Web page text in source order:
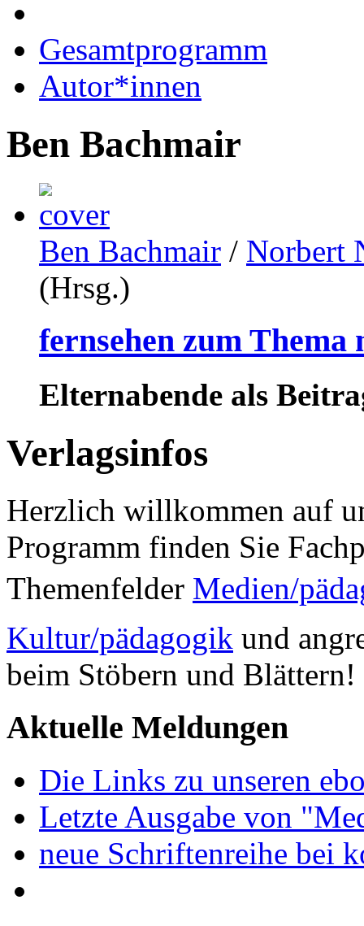
Gesamtprogramm
Autor*innen
Ben Bachmair
Ben Bachmair / Norbert
(Hrsg.)
fernsehen zum Thema
Elternabende als
Verlagsinfos
Herzlich willkommen auf
Programm finden Sie
Themenfelder Medien/
Kultur/pädagogik und
beim Stöbern und Blättern!
Aktuelle Meldungen
Die Links zu unseren
Letzte Ausgabe von
neue Schriftenreihe bei